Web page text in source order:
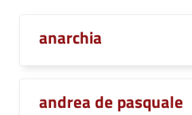
anarchia
andrea de pasquale